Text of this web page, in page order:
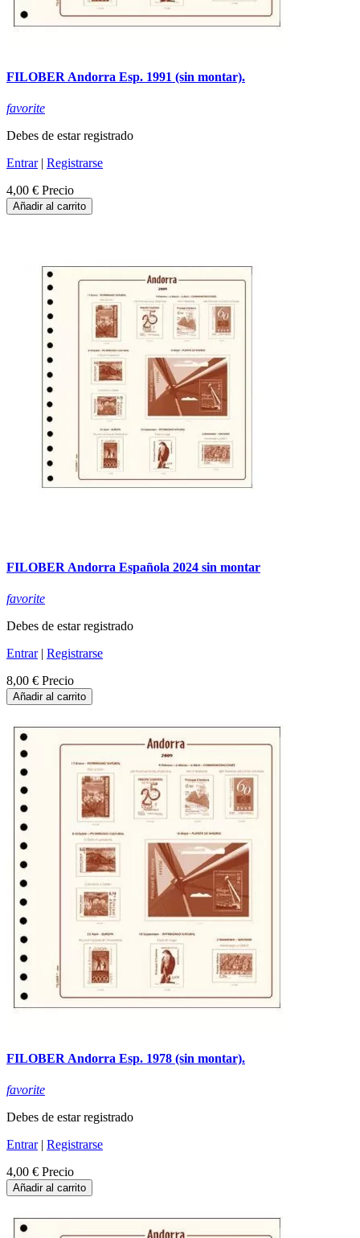
FILOBER Andorra Esp. 1991 (sin montar).
favorite
Debes de estar registrado
Entrar| Registrarse
4,00 € Precio
Añadir al carrito
FILOBER Andorra Española 2024 sin montar
favorite
Debes de estar registrado
Entrar| Registrarse
8,00 € Precio
Añadir al carrito
FILOBER Andorra Esp. 1978 (sin montar).
favorite
Debes de estar registrado
Entrar| Registrarse
4,00 € Precio
Añadir al carrito